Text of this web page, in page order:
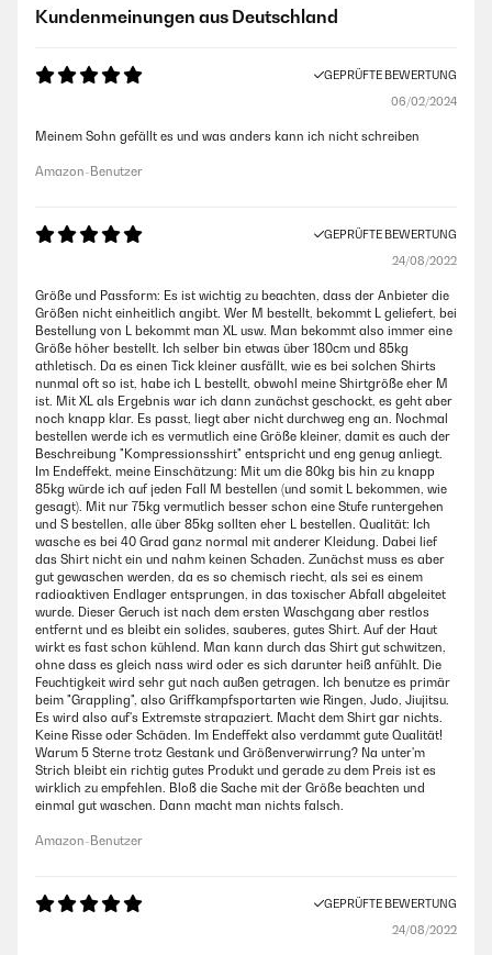
Kundenmeinungen aus Deutschland
GEPRÜFTE BEWERTUNG
06/02/2024
Meinem Sohn gefällt es und was anders kann ich nicht schreiben
Amazon-Benutzer
GEPRÜFTE BEWERTUNG
24/08/2022
Größe und Passform: Es ist wichtig zu beachten, dass der Anbieter die
Größen nicht einheitlich angibt. Wer M bestellt, bekommt L geliefert, bei
Bestellung von L bekommt man XL usw. Man bekommt also immer eine
Größe höher bestellt. Ich selber bin etwas über 180cm und 85kg
athletisch. Da es einen Tick kleiner ausfällt, wie es bei solchen Shirts
nunmal oft so ist, habe ich L bestellt, obwohl meine Shirtgröße eher M
ist. Mit XL als Ergebnis war ich dann zunächst geschockt, es geht aber
noch knapp klar. Es passt, liegt aber nicht durchweg eng an. Nochmal
bestellen werde ich es vermutlich eine Größe kleiner, damit es auch der
Beschreibung "Kompressionsshirt" entspricht und eng genug anliegt.
Im Endeffekt, meine Einschätzung: Mit um die 80kg bis hin zu knapp
85kg würde ich auf jeden Fall M bestellen (und somit L bekommen, wie
gesagt). Mit nur 75kg vermutlich besser schon eine Stufe runtergehen
und S bestellen, alle über 85kg sollten eher L bestellen. Qualität: Ich
wasche es bei 40 Grad ganz normal mit anderer Kleidung. Dabei lief
das Shirt nicht ein und nahm keinen Schaden. Zunächst muss es aber
gut gewaschen werden, da es so chemisch riecht, als sei es einem
radioaktiven Endlager entsprungen, in das toxischer Abfall abgeleitet
wurde. Dieser Geruch ist nach dem ersten Waschgang aber restlos
entfernt und es bleibt ein solides, sauberes, gutes Shirt. Auf der Haut
wirkt es fast schon kühlend. Man kann durch das Shirt gut schwitzen,
ohne dass es gleich nass wird oder es sich darunter heiß anfühlt. Die
Feuchtigkeit wird sehr gut nach außen getragen. Ich benutze es primär
beim "Grappling", also Griffkampfsportarten wie Ringen, Judo, Jiujitsu.
Es wird also auf's Extremste strapaziert. Macht dem Shirt gar nichts.
Keine Risse oder Schäden. Im Endeffekt also verdammt gute Qualität!
Warum 5 Sterne trotz Gestank und Größenverwirrung? Na unter'm
Strich bleibt ein richtig gutes Produkt und gerade zu dem Preis ist es
wirklich zu empfehlen. Bloß die Sache mit der Größe beachten und
einmal gut waschen. Dann macht man nichts falsch.
Amazon-Benutzer
GEPRÜFTE BEWERTUNG
24/08/2022